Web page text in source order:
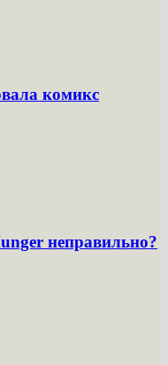
комикс
неправильно?